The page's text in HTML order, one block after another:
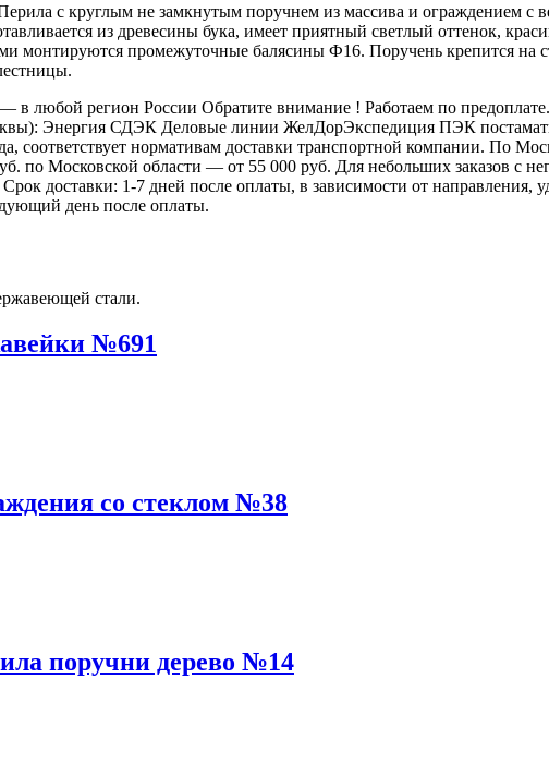
с круглым не замкнутым поручнем из массива и ограждением с
из древесины бука, имеет приятный светлый оттенок,
монтируются промежуточные балясины Ф16. Поручень крепится
любой регион России Обратите внимание ! Работаем по
Энергия СДЭК Деловые линии ЖелДорЭкспедиция ПЭК
соответствует нормативам доставки транспортной компании. По
по Московской области — от 55 000 руб. Для небольших заказов с
доставки: 1-7 дней после оплаты, в зависимости от направления,
день после оплаты.
№691
со стеклом №38
поручни дерево №14